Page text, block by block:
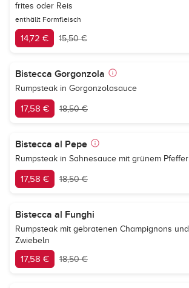
frites oder Reis
enthällt Formfleisch
14,72 € 15,50 €
Bistecca Gorgonzola
Rumpsteak in Gorgonzolasauce
17,58 € 18,50 €
Bistecca al Pepe
Rumpsteak in Sahnesauce mit grünem Pfeffer
17,58 € 18,50 €
Bistecca al Funghi
Rumpsteak mit gebratenen Champignons und
Zwiebeln
17,58 € 18,50 €